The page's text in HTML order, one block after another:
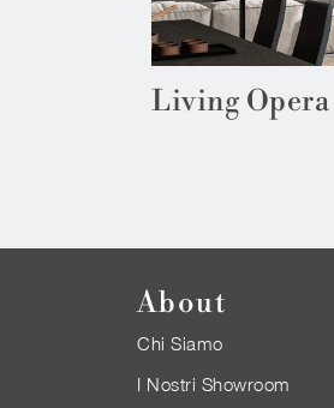
Living Opera
About
Chi Siamo
I Nostri Showroom